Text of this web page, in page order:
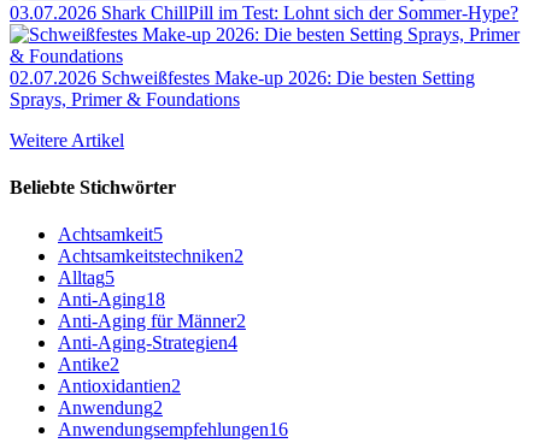
03.07.2026 Shark ChillPill im Test: Lohnt sich der Sommer-Hype?
02.07.2026 Schweißfestes Make-up 2026: Die besten Setting
Sprays, Primer & Foundations
Weitere Artikel
Beliebte Stichwörter
Achtsamkeit5
Achtsamkeitstechniken2
Alltag5
Anti-Aging18
Anti-Aging für Männer2
Anti-Aging-Strategien4
Antike2
Antioxidantien2
Anwendung2
Anwendungsempfehlungen16